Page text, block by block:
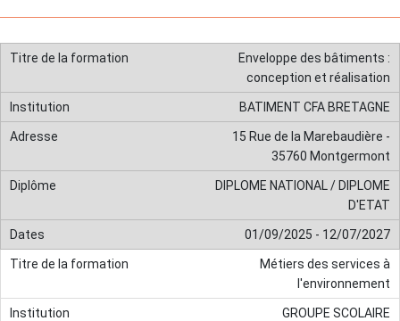
Enveloppe des bâtiments :
conception et réalisation
BATIMENT CFA BRETAGNE
15 Rue de la Marebaudière -
35760 Montgermont
DIPLOME NATIONAL / DIPLOME
D'ETAT
01/09/2025 - 12/07/2027
Métiers des services à
l'environnement
GROUPE SCOLAIRE